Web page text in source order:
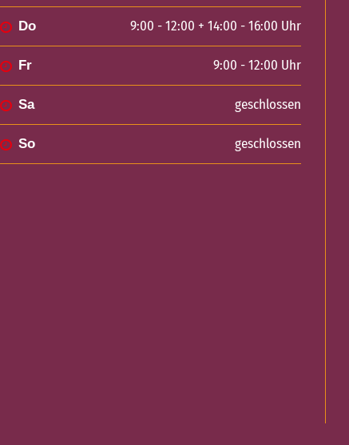
Do 9:00 - 12:00 + 14:00 - 16:00 Uhr
Fr 9:00 - 12:00 Uhr
Sa geschlossen
So geschlossen